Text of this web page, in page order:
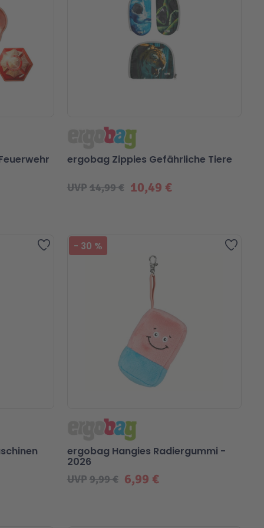
10,49 €
UVP 14,99 €
ergobag Zippies Gefährliche Tiere
Zur Wunschliste hinzufügen Zur
- 30 %
6,99 €
UVP 9,99 €
ergobag Hangies Radiergummi -
2026